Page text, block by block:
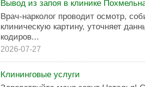
Вывод из запоя в клинике
Врач-нарколог проводит осмотр,
клиническую картину, уточняет
кодиров...
2026-07-27
Клининговые услуги